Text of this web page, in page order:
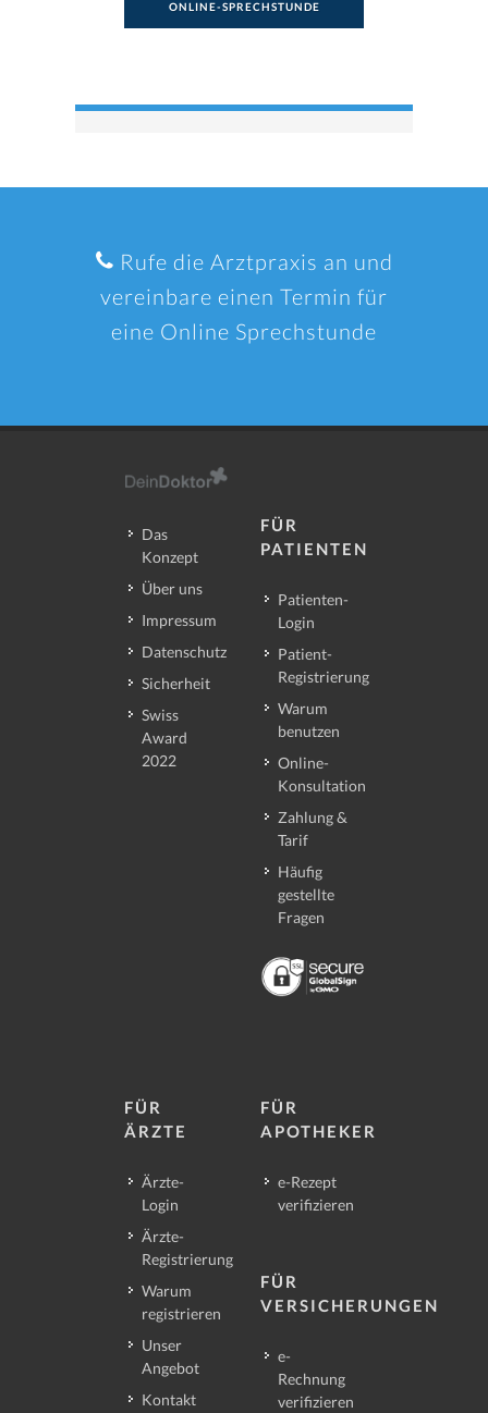
ONLINE-SPRECHSTUNDE
Rufe die Arztpraxis an und
vereinbare einen Termin für
eine Online Sprechstunde
Das
Konzept
Über uns
Impressum
Datenschutz
Sicherheit
Swiss
Award
2022
FÜR
PATIENTEN
Patienten-
Login
Patient-
Registrierung
Warum
benutzen
Online-
Konsultation
Zahlung &
Tarif
Häufig
gestellte
Fragen
FÜR
ÄRZTE
Ärzte-
Login
Ärzte-
Registrierung
Warum
registrieren
Unser
Angebot
Kontakt
FÜR
APOTHEKER
e-Rezept
verifizieren
FÜR
VERSICHERUNGEN
e-
Rechnung
verifizieren